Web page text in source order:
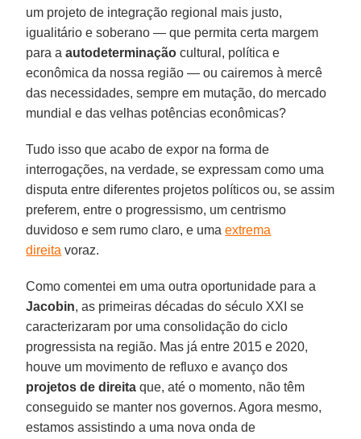
um projeto de integração regional mais justo,
igualitário e soberano — que permita certa margem
para aautodeterminação cultural, política e
econômica da nossa região — ou cairemos à mercê
das necessidades, sempre em mutação, do mercado
mundial e das velhas potências econômicas?
Tudo isso que acabo de expor na forma de
interrogações, na verdade, se expressam como uma
disputa entre diferentes projetos políticos ou, se assim
preferem, entre o progressismo, um centrismo
duvidoso e sem rumo claro, e umaextrema
direita voraz.
Como comentei em uma outra oportunidade para a
Jacobin, as primeiras décadas do século XXI se
caracterizaram por uma consolidação do ciclo
progressista na região. Mas já entre 2015 e 2020,
houve um movimento de refluxo e avanço dos
projetos de direita que, até o momento, não têm
conseguido se manter nos governos. Agora mesmo,
estamos assistindo a uma nova onda de